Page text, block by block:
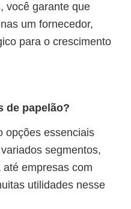
você garante que
um fornecedor,
para o crescimento
de papelão?
opções essenciais
segmentos,
empresas com
utilidades nesse